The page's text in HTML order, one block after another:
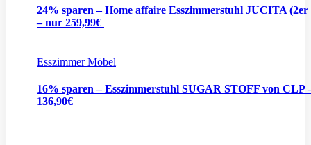
24% sparen – Home affaire Esszimmerstuhl JUCITA (2er
– nur 259,99€
Esszimmer Möbel
16% sparen – Esszimmerstuhl SUGAR STOFF von CLP
136,90€